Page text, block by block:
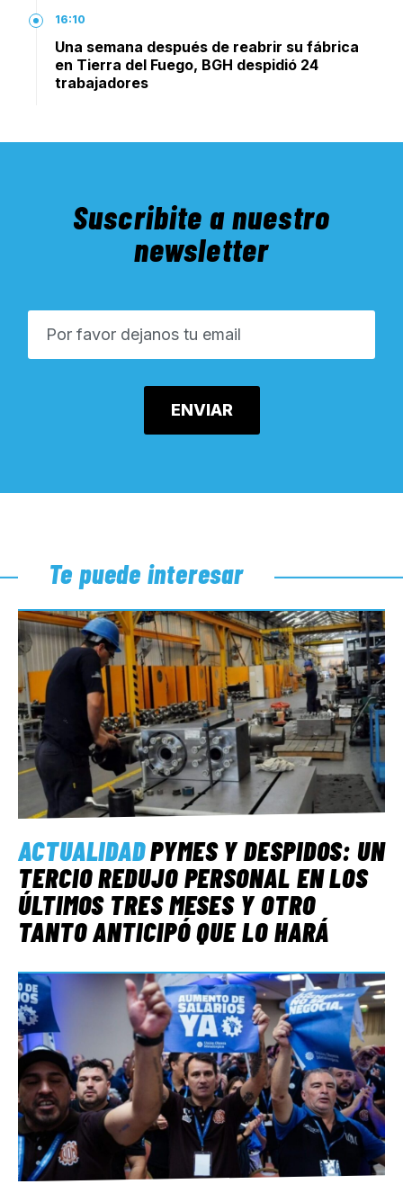
16:10
Una semana después de reabrir su fábrica
en Tierra del Fuego, BGH despidió 24
trabajadores
Suscribite a nuestro
newsletter
Te puede interesar
ACTUALIDADPYMES Y DESPIDOS: UN
TERCIO REDUJO PERSONAL EN LOS
ÚLTIMOS TRES MESES Y OTRO
TANTO ANTICIPÓ QUE LO HARÁ